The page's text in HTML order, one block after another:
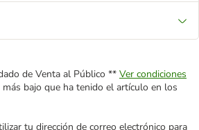
de Venta al Público ** Ver condiciones
bajo que ha tenido el artículo en los
tu dirección de correo electrónico para